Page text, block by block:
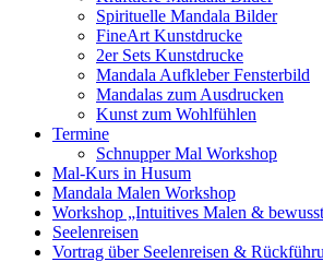
Spirituelle Mandala Bilder
FineArt Kunstdrucke
2er Sets Kunstdrucke
Mandala Aufkleber Fensterbild
Mandalas zum Ausdrucken
Kunst zum Wohlfühlen
Termine
Schnupper Mal Workshop
Mal-Kurs in Husum
Mandala Malen Workshop
Workshop „Intuitives Malen &
Seelenreisen
Vortrag über Seelenreisen &